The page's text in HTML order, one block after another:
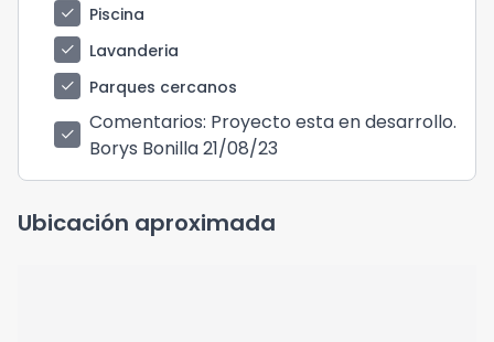
check
Piscina
check
Lavanderia
check
Parques cercanos
check Comentarios: Proyecto esta en desarrollo.
Borys Bonilla 21/08/23
Ubicación aproximada